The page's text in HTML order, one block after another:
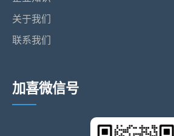
关于我们
联系我们
加喜微信号